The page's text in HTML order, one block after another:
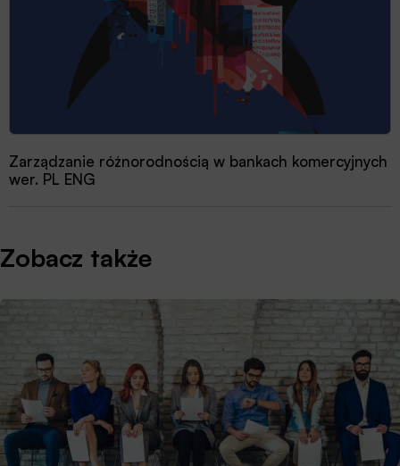
Zarządzanie różnorodnością w bankach komercyjnych
wer. PL ENG
Zobacz także